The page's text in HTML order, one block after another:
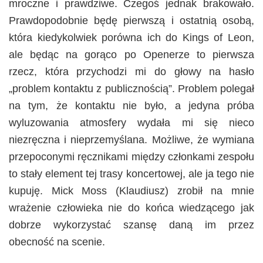
mroczne i prawdziwe. Czegoś jednak brakowało.
Prawdopodobnie będę pierwszą i ostatnią osobą,
która kiedykolwiek porówna ich do Kings of Leon,
ale będąc na gorąco po Openerze to pierwsza
rzecz, która przychodzi mi do głowy na hasło
„problem kontaktu z publicznością”. Problem polegał
na tym, że kontaktu nie było, a jedyna próba
wyluzowania atmosfery wydała mi się nieco
niezręczna i nieprzemyślana. Możliwe, że wymiana
przepoconymi ręcznikami między członkami zespołu
to stały element tej trasy koncertowej, ale ja tego nie
kupuję. Mick Moss (Klaudiusz) zrobił na mnie
wrażenie człowieka nie do końca wiedzącego jak
dobrze wykorzystać szansę daną im przez
obecność na scenie.